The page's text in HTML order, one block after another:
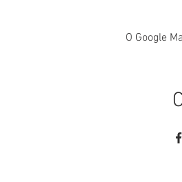
O Google